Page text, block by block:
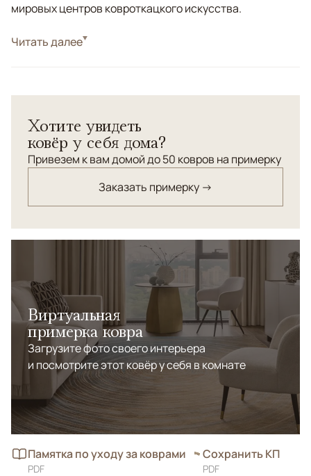
мировых центров ковроткацкого искусства.
СтильКлассические
"Салтани. Изготовлен по старинной технологии в
Пакистане. Натуральные красители.
Читать далее
Хотите увидеть
ковёр у себя дома?
Привезем к вам домой до 50 ковров на примерку
Заказать примерку →
Виртуальная
примерка ковра
Загрузите фото своего интерьера
и посмотрите этот ковёр у себя в комнате
Памятка по уходу за коврами
PDF
Сохранить КП
PDF